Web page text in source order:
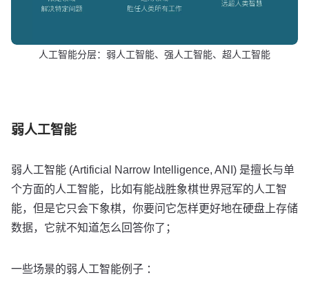
人工智能分层：弱人工智能、强人工智能、超人工智能
弱人工智能
弱人工智能 (Artificial Narrow Intelligence, ANI) 是擅长与单
个方面的人工智能，比如有能战胜象棋世界冠军的人工智
能，但是它只会下象棋，你要问它怎样更好地在硬盘上存储
数据，它就不知道怎么回答你了；
一些场景的弱人工智能例子 ：